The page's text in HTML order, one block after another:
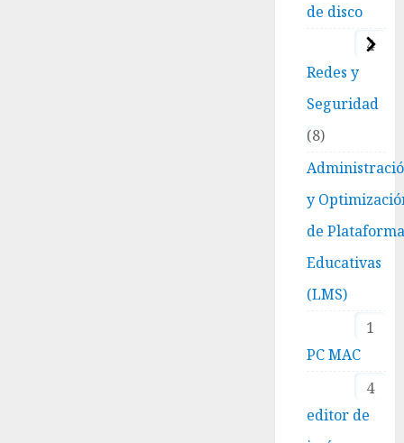
de disco
4
Redes y
Seguridad
8
y
de
Educativas
(LMS)
1
PC MAC
4
editor de